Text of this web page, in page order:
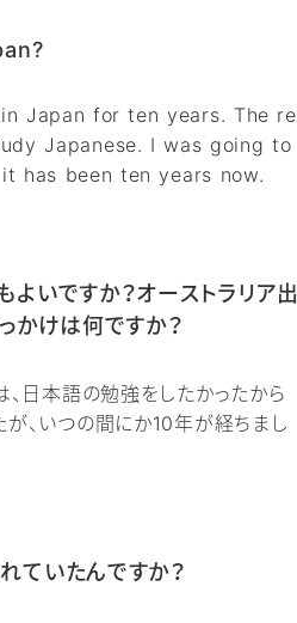
Japan for ten years. The re
Japanese. I was going to
has been ten years now.
いですか？オーストラリア出
かけは何ですか？
日本語の勉強をしたかったから
、いつの間にか10年が経ちまし
ていたんですか？